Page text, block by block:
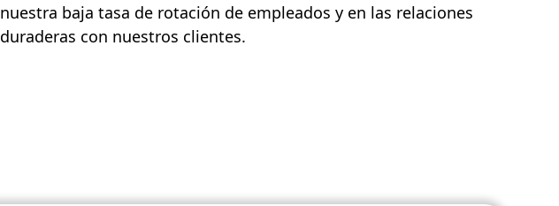
nuestra baja tasa de rotación de empleados y en las relaciones
duraderas con nuestros clientes.